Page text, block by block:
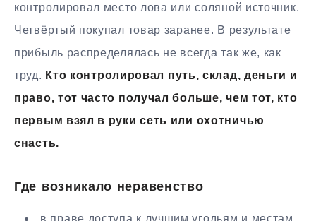
контролировал место лова или соляной источник.
Четвёртый покупал товар заранее. В результате
прибыль распределялась не всегда так же, как
труд. Кто контролировал путь, склад, деньги и
право, тот часто получал больше, чем тот, кто
первым взял в руки сеть или охотничью
снасть.
Где возникало неравенство
в праве доступа к лучшим угодьям и местам